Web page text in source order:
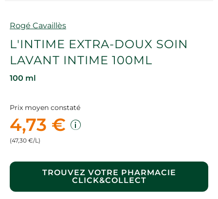
Marque
Rogé Cavaillès
L'INTIME EXTRA-DOUX SOIN
LAVANT INTIME 100ML
100 ml
Prix moyen constaté
4,73 €
(47,30 €/L)
TROUVEZ VOTRE PHARMACIE
CLICK&COLLECT